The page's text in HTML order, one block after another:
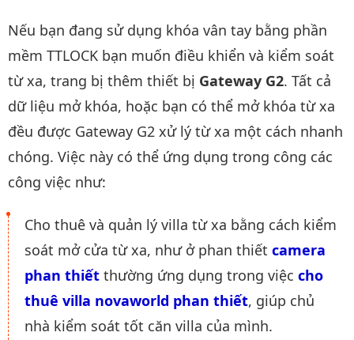
Nếu bạn đang sử dụng khóa vân tay bằng phần
mềm TTLOCK bạn muốn điều khiển và kiểm soát
từ xa, trang bị thêm thiết bị Gateway G2. Tất cả
dữ liệu mở khóa, hoặc bạn có thể mở khóa từ xa
đều được Gateway G2 xử lý từ xa một cách nhanh
chóng. Việc này có thể ứng dụng trong công các
công việc như:
Cho thuê và quản lý villa từ xa bằng cách kiểm
soát mở cửa từ xa, như ở phan thiết camera
phan thiết thường ứng dụng trong việc cho
thuê villa novaworld phan thiết, giúp chủ
nhà kiểm soát tốt căn villa của mình.